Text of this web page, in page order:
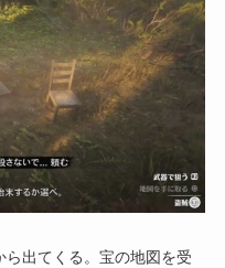
出てくる。宝の地図を受